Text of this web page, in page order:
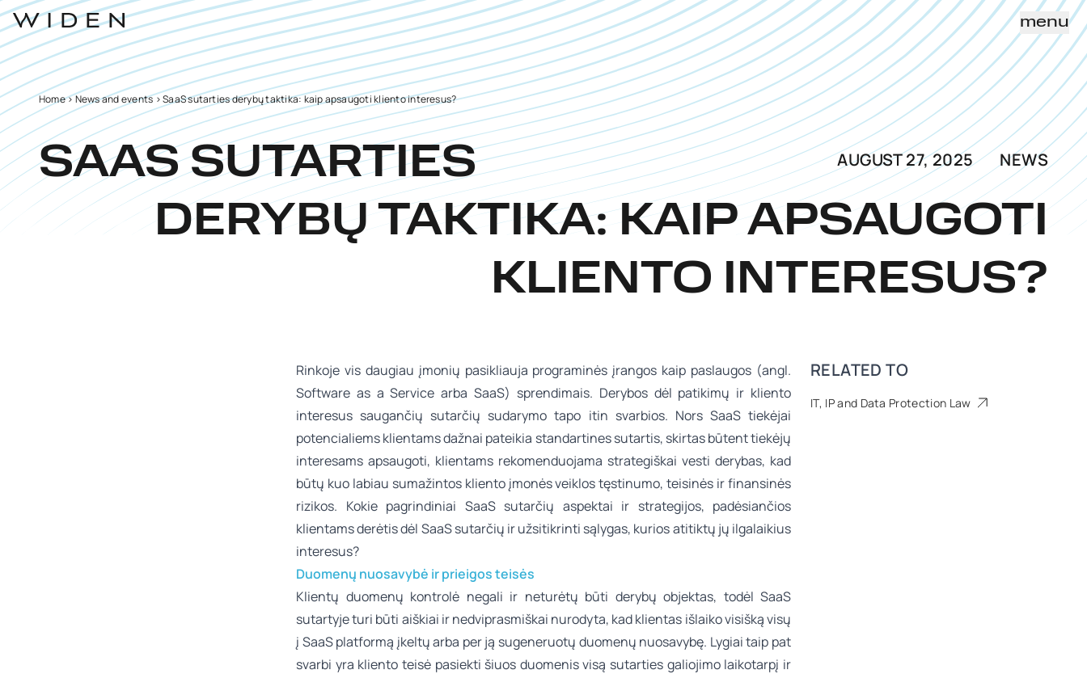
menu
Home>News and events>SaaS sutarties derybų taktika: kaip apsaugoti kliento interesus?
SAAS SUTARTIES
DERYBŲ TAKTIKA: KAIP APSAUGOTI
KLIENTO INTERESUS?
AUGUST 27, 2025 NEWS
RELATED TO
IT, IP and Data Protection Law
Rinkoje vis daugiau įmonių pasikliauja programinės įrangos kaip paslaugos (angl.
Software as a Service arbaSaaS) sprendimais. Derybos dėl patikimų ir kliento
interesus saugančių sutarčių sudarymo tapo itin svarbios. Nors SaaS tiekėjai
potencialiems klientams dažnai pateikia standartines sutartis, skirtas būtent tiekėjų
interesams apsaugoti, klientams rekomenduojama strategiškai vesti derybas, kad
būtų kuo labiau sumažintos kliento įmonės veiklos tęstinumo, teisinės ir finansinės
rizikos. Kokie pagrindiniai SaaS sutarčių aspektai ir strategijos, padėsiančios
klientams derėtis dėl SaaS sutarčių ir užsitikrinti sąlygas, kurios atitiktų jų ilgalaikius
interesus?
Duomenų nuosavybė ir prieigos teisės
Klientų duomenų kontrolė negali ir neturėtų būti derybų objektas, todėl SaaS
sutartyje turi būti aiškiai ir nedviprasmiškai nurodyta, kad klientas išlaiko visišką visų
į SaaS platformą įkeltų arba per ją sugeneruotų duomenų nuosavybę. Lygiai taip pat
svarbi yra kliento teisė pasiekti šiuos duomenis visą sutarties galiojimo laikotarpį ir